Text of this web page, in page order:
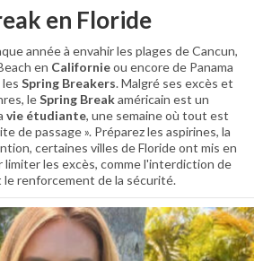
en Floride
année à envahir les plages de Cancun,
en Californieou encore de Panama
les Spring Breakers. Malgré ses excès et
leSpring Breakaméricain est un
vie étudiante, une semaine où tout est
de passage ». Préparez les aspirines, la
certaines villes de Floride ont mis en
limiter les excès, comme l'interdiction de
le renforcement de la sécurité.